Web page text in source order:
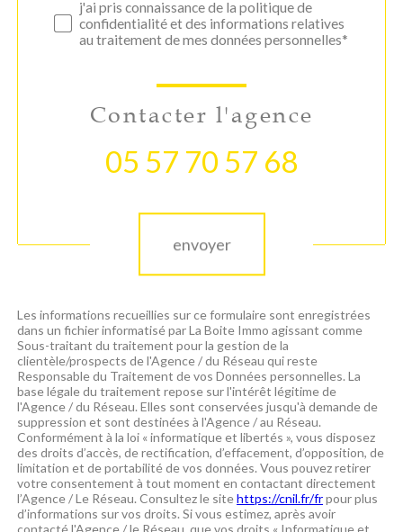
j'ai pris connaissance de la politique de
confidentialité et des informations relatives
au traitement de mes données personnelles*
Contacter l'agence
05 57 70 57 68
envoyer
Les informations recueillies sur ce formulaire sont enregistrées
dans un fichier informatisé par La Boite Immo agissant comme
Sous-traitant du traitement pour la gestion de la
clientèle/prospects de l'Agence / du Réseau qui reste
Responsable du Traitement de vos Données personnelles. La
base légale du traitement repose sur l'intérêt légitime de
l'Agence / du Réseau. Elles sont conservées jusqu'à demande de
suppression et sont destinées à l'Agence / au Réseau.
Conformément à la loi « informatique et libertés », vous disposez
des droits d’accès, de rectification, d’effacement, d’opposition, de
limitation et de portabilité de vos données. Vous pouvez retirer
votre consentement à tout moment en contactant directement
l’Agence / Le Réseau. Consultez le sitehttps://cnil.fr/frpour plus
d’informations sur vos droits. Si vous estimez, après avoir